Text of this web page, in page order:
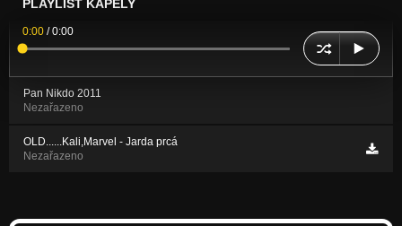
PLAYLIST KAPELY
0:00 /0:00
Pan Nikdo 2011
Nezařazeno
OLD......Kali,Marvel - Jarda prcá
Nezařazeno